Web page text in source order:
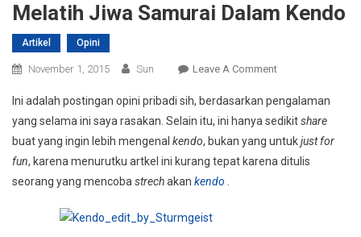
Melatih Jiwa Samurai Dalam Kendo
Artikel Opini
November 1, 2015 Sun Leave A CommentOn
Jiwa
Samurai
Dalam
Kendo
Ini adalah postingan opini pribadi sih, berdasarkan pengalaman
yang selama ini saya rasakan. Selain itu, ini hanya sedikitshare
buat yang ingin lebih mengenal kendo, bukan yang untukjust for
fun, karena menurutku artkel ini kurang tepat karena ditulis
seorang yang mencoba strechakan kendo